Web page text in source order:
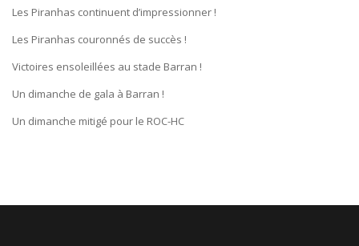
Les Piranhas continuent d’impressionner !
Les Piranhas couronnés de succès !
Victoires ensoleillées au stade Barran !
Un dimanche de gala à Barran !
Un dimanche mitigé pour le ROC-HC